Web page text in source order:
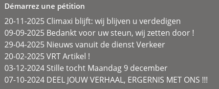
Démarrez une pétition
20-11-2025 Climaxi blijft: wij blijven u verdedigen
09-09-2025 Bedankt voor uw steun, wij zetten door !
29-04-2025 Nieuws vanuit de dienst Verkeer
20-02-2025 VRT Artikel !
03-12-2024 Stille tocht Maandag 9 december
07-10-2024 DEEL JOUW VERHAAL, ERGERNIS MET ONS !!!